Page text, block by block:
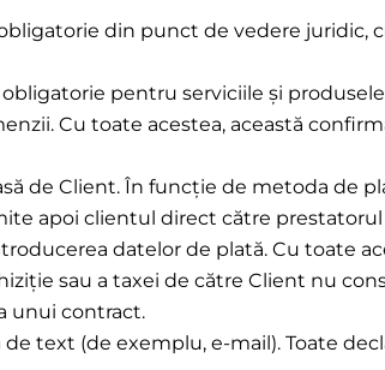
din punct de vedere juridic,
pentru serviciile și
Cu toate acestea, această
de Client. În funcție de metoda de
apoi clientul direct către
datelor de plată. Cu toate
sau a taxei de către Client nu
unui contract.
text (de exemplu, e-mail). Toate